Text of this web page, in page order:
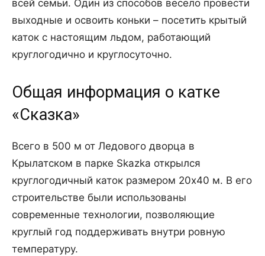
всей семьи. Один из способов весело провести
выходные и освоить коньки – посетить крытый
каток с настоящим льдом, работающий
круглогодично и круглосуточно.
Общая информация о катке
«Сказка»
Всего в 500 м от Ледового дворца в
Крылатском в парке Skazka открылся
круглогодичный каток размером 20х40 м. В его
строительстве были использованы
современные технологии, позволяющие
круглый год поддерживать внутри ровную
температуру.